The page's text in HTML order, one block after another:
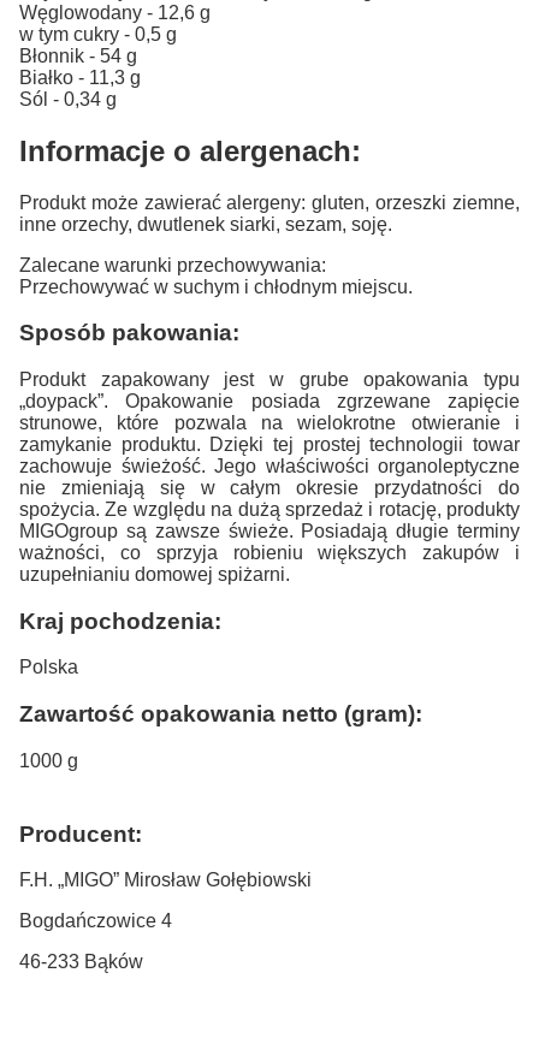
Węglowodany - 12,6 g
w tym cukry - 0,5 g
Błonnik - 54 g
Białko - 11,3 g
Sól - 0,34 g
Informacje o alergenach:
Produkt może zawierać alergeny: gluten, orzeszki ziemne,
inne orzechy, dwutlenek siarki, sezam, soję.
Zalecane warunki przechowywania:
Przechowywać w suchym i chłodnym miejscu.
Sposób pakowania:
Produkt zapakowany jest w grube opakowania typu
„doypack”. Opakowanie posiada zgrzewane zapięcie
strunowe, które pozwala na wielokrotne otwieranie i
zamykanie produktu. Dzięki tej prostej technologii towar
zachowuje świeżość. Jego właściwości organoleptyczne
nie zmieniają się w całym okresie przydatności do
spożycia. Ze względu na dużą sprzedaż i rotację, produkty
MIGOgroup są zawsze świeże. Posiadają długie terminy
ważności, co sprzyja robieniu większych zakupów i
uzupełnianiu domowej spiżarni.
Kraj pochodzenia:
Polska
Zawartość opakowania netto (gram):
1000 g
Producent:
F.H. „MIGO” Mirosław Gołębiowski
Bogdańczowice 4
46-233 Bąków